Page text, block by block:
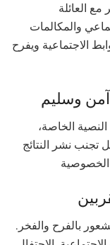
مع العائلة
والمكالمات
الاجتماعية ويفرح
الخاصة،
تجنب نشر النتائج
الخصوصية
بالفرح والفخر.